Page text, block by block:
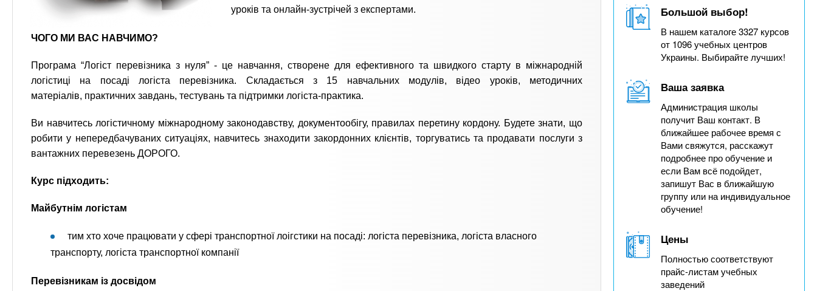
уроків та онлайн-зустрічей з експертами.
ЧОГО МИ ВАС НАВЧИМО?
Програма “Логіст перевізника з нуля” - це навчання, створене для ефективного та швидкого старту в міжнародній
логістиці на посаді логіста перевізника. Складається з 15 навчальних модулів, відео уроків, методичних
матеріалів, практичних завдань, тестувань та підтримки логіста-практика.
Ви навчитесь логістичному міжнародному законодавству, документообігу, правилах перетину кордону. Будете знати, що
робити у непередбачуваних ситуаціях, навчитесь знаходити закордонних клієнтів, торгуватись та продавати послуги з
вантажних перевезень ДОРОГО.
Курс підходить:
Майбутнім логістам
тим хто хоче працювати у сфері транспортної лоігстики на посаді: логіста перевізника, логіста власного
транспорту, логіста транспортної компанії
Перевізникам із досвідом
Большой выбор!
В нашем каталоге 3327 курсов
от 1096 учебных центров
Украины. Выбирайте лучших!
Ваша заявка
Администрация школы
получит Ваш контакт. В
ближайшее рабочее время с
Вами свяжутся, расскажут
подробнее про обучение и
если Вам всё подойдет,
запишут Вас в ближайшую
группу или на индивидуальное
обучение!
Цены
Полностью соответствуют
прайс-листам учебных
заведений